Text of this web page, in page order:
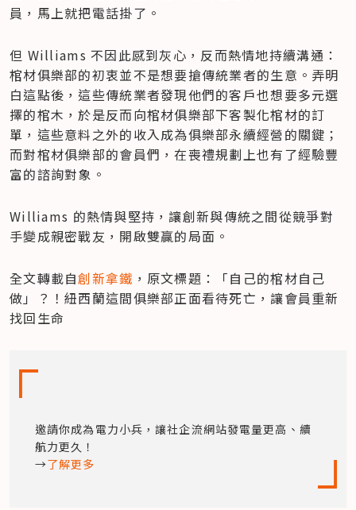
員，馬上就把電話掛了。
但 Williams 不因此感到灰心，反而熱情地持續溝通：
棺材俱樂部的初衷並不是想要搶傳統業者的生意。弄明
白這點後，這些傳統業者發現他們的客戶也想要多元選
擇的棺木，於是反而向棺材俱樂部下客製化棺材的訂
單，這些意料之外的收入成為俱樂部永續經營的關鍵；
而對棺材俱樂部的會員們，在喪禮規劃上也有了經驗豐
富的諮詢對象。
Williams 的熱情與堅持，讓創新與傳統之間從競爭對
手變成親密戰友，開啟雙贏的局面。
全文轉載自創新拿鐵 ，原文標題：「自己的棺材自己
做」？！紐西蘭這間俱樂部正面看待死亡，讓會員重新
找回生命
邀請你成為電力小兵，讓社企流網站發電量更高、續
航力更久！
→了解更多